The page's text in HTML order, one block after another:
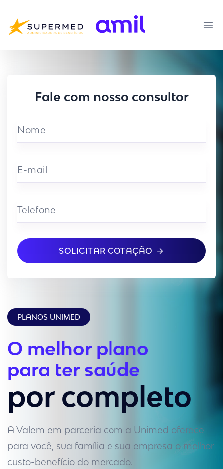
PLANOS UNIMED
O melhor plano
para ter saúde
por completo
A Valem em parceria com a Unimed oferece
para você, sua família e sua empresa o melhor
custo-benefício do mercado.
Fale com nosso consultor
Nome
E-mail
Telefone
SOLICITAR COTAÇÃO